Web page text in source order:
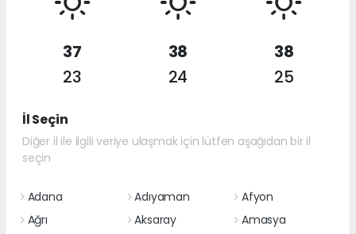
37
23
38
24
38
25
İl Seçin
Diğer il ile ilgili veriye ulaşmak için lütfen aşağıdan bir il
seçin
Adana Adıyaman
Afyon
Ağrı
Aksaray
Amasya